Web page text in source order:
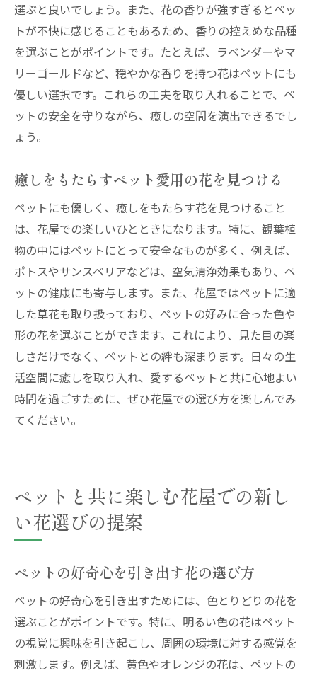
選ぶと良いでしょう。また、花の香りが強すぎるとペッ
トが不快に感じることもあるため、香りの控えめな品種
を選ぶことがポイントです。たとえば、ラベンダーやマ
リーゴールドなど、穏やかな香りを持つ花はペットにも
優しい選択です。これらの工夫を取り入れることで、ペ
ットの安全を守りながら、癒しの空間を演出できるでし
ょう。
癒しをもたらすペット愛用の花を見つける
ペットにも優しく、癒しをもたらす花を見つけること
は、花屋での楽しいひとときになります。特に、観葉植
物の中にはペットにとって安全なものが多く、例えば、
ポトスやサンスベリアなどは、空気清浄効果もあり、ペ
ットの健康にも寄与します。また、花屋ではペットに適
した草花も取り扱っており、ペットの好みに合った色や
形の花を選ぶことができます。これにより、見た目の楽
しさだけでなく、ペットとの絆も深まります。日々の生
活空間に癒しを取り入れ、愛するペットと共に心地よい
時間を過ごすために、ぜひ花屋での選び方を楽しんでみ
てください。
ペットと共に楽しむ花屋での新し
い花選びの提案
ペットの好奇心を引き出す花の選び方
ペットの好奇心を引き出すためには、色とりどりの花を
選ぶことがポイントです。特に、明るい色の花はペット
の視覚に興味を引き起こし、周囲の環境に対する感覚を
刺激します。例えば、黄色やオレンジの花は、ペットの